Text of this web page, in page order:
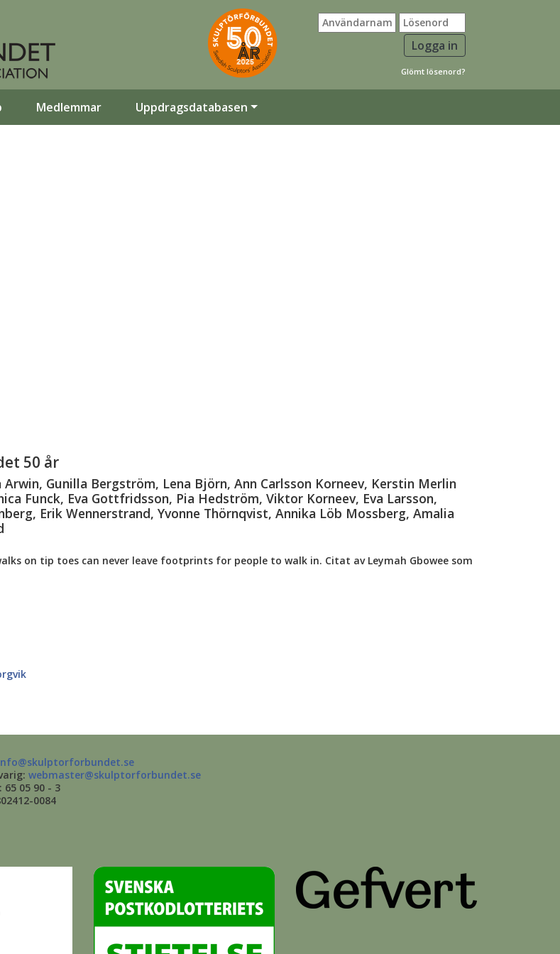
Glömt lösenord?
Medlemmar Uppdragsdatabasen
50 år
Gunilla Bergström, Lena Björn, Ann Carlsson Korneev, Kerstin Merlin
Funck, Eva Gottfridsson, Pia Hedström, Viktor Korneev, Eva Larsson,
Erik Wennerstrand, Yvonne Thörnqvist, Annika Löb Mossberg, Amalia
on tip toes can never leave footprints for people to walk in. Citat av Leymah Gbowee som
webmaster@skulptorforbundet.se
65 05 90 - 3
0084